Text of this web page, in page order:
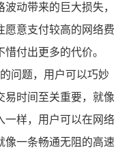
动带来的巨大损失，
愿意支付较高的网络费
付出更多的代价。
问题，用户可以巧妙
易时间至关重要，就像
一样，用户可以在网络
像一条畅通无阻的高速